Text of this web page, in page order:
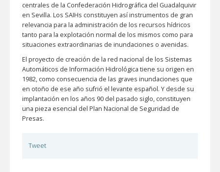
centrales de la Confederación Hidrográfica del Guadalquivir
en Sevilla. Los SAIHs constituyen así instrumentos de gran
relevancia para la administración de los recursos hídricos
tanto para la explotación normal de los mismos como para
situaciones extraordinarias de inundaciones o avenidas.
El proyecto de creación de la red nacional de los Sistemas
Automáticos de Información Hidrológica tiene su origen en
1982, como consecuencia de las graves inundaciones que
en otoño de ese año sufrió el levante español. Y desde su
implantación en los años 90 del pasado siglo, constituyen
una pieza esencial del Plan Nacional de Seguridad de
Presas.
Tweet